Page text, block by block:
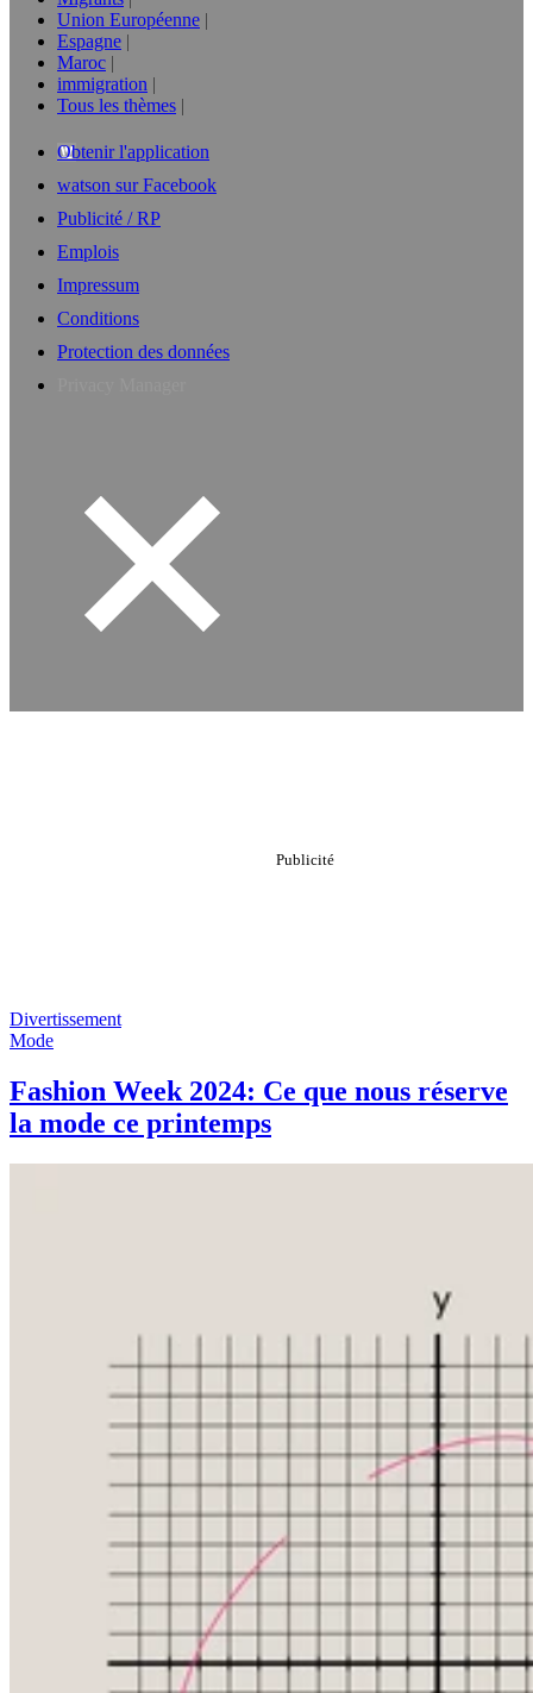
Union Européenne
Espagne
Maroc
immigration
Tous les thèmes
Obtenir l'application
watson sur Facebook
Publicité / RP
Emplois
Impressum
Conditions
Protection des données
Divertissement
Mode
Fashion Week 2024: Ce que nous réserve
la mode ce printemps